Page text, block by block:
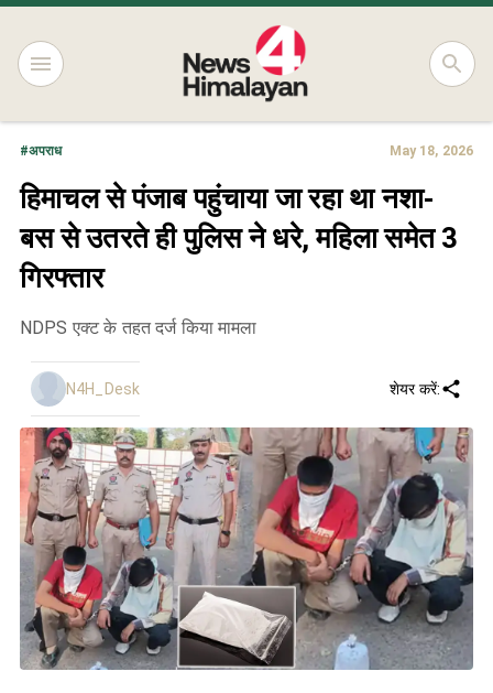
#अपराध May 18, 2026
हिमाचल से पंजाब पहुंचाया जा रहा था नशा-
बस से उतरते ही पुलिस ने धरे, महिला समेत 3
गिरफ्तार
NDPS एक्ट के तहत दर्ज किया मामला
N4H_Desk शेयर करें: